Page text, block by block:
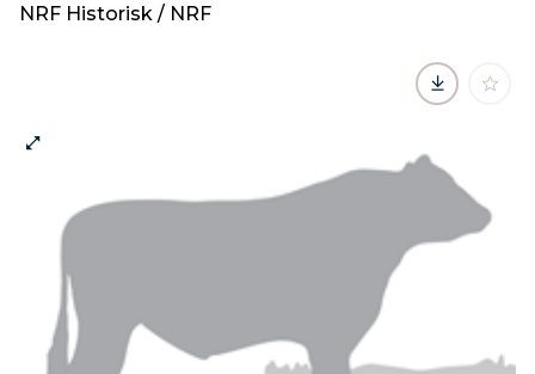
NRF Historisk / NRF